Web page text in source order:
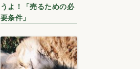
うよ！「売るための必
要条件」